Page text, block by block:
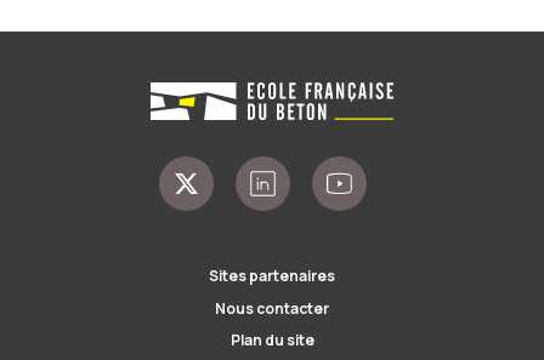
Sites partenaires
Nous contacter
Plan du site